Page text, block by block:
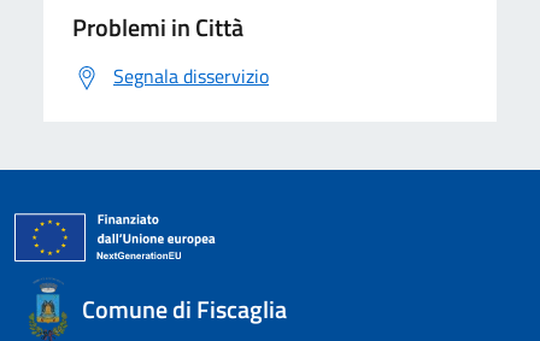
Problemi in Città
Segnala disservizio
Comune di Fiscaglia